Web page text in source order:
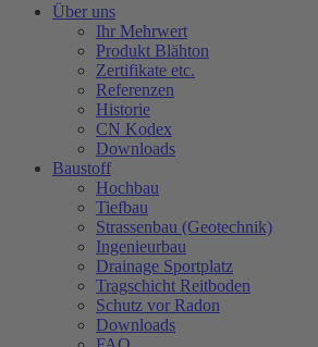
Über uns
Ihr Mehrwert
Produkt Blähton
Zertifikate etc.
Referenzen
Historie
CN Kodex
Downloads
Baustoff
Hochbau
Tiefbau
Strassenbau (Geotechnik)
Ingenieurbau
Drainage Sportplatz
Tragschicht Reitboden
Schutz vor Radon
Downloads